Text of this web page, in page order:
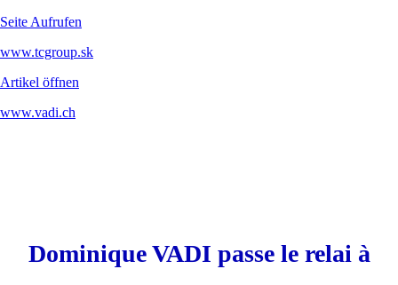
Seite Aufrufen
www.tcgroup.sk
Artikel öffnen
www.vadi.ch
Dominique VADI passe le relai à